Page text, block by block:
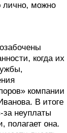
лично, можно
когда их
компании
В итоге
неуплаты
полагает она.